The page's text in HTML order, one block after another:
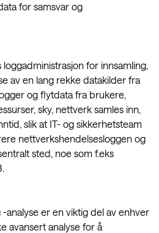
for samsvar og
for innsamling,
av en lang rekke datakilder fra
og flytdata fra brukere,
sky, nettverk samles inn,
slik at IT- og sikkerhetsteam
nettverkshendelsesloggen og
sted, noe som f.eks
analyse er en viktig del av enhver
avansert analyse for å